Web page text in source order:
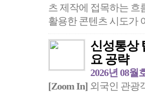
츠 제작에 접목하는 흐
활용한 콘텐츠 시도가
신성통상
요 공략
2026년 08월
[Zoom In] 외국인 관광